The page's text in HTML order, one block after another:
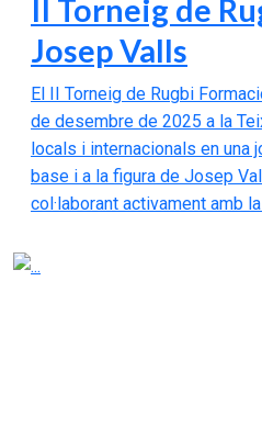
II Torneig de
Josep Valls
El II Torneig de Rugbi
de desembre de 2025 a la
locals i internacionals en una
base i a la figura de Josep
col·laborant activament amb